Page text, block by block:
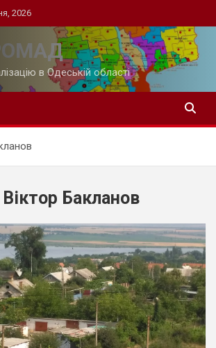
2026
в Одеській області
Віктор Бакланов